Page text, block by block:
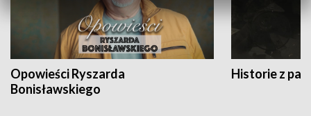
Opowieści Ryszarda
Bonisławskiego
Historie z